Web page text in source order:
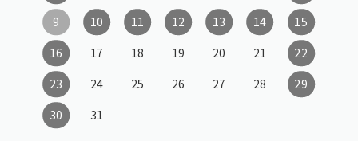
9
10 11 12 13 14
15
16
17 18 19 20 21
22
23
24 25 26 27 28
29
30
31